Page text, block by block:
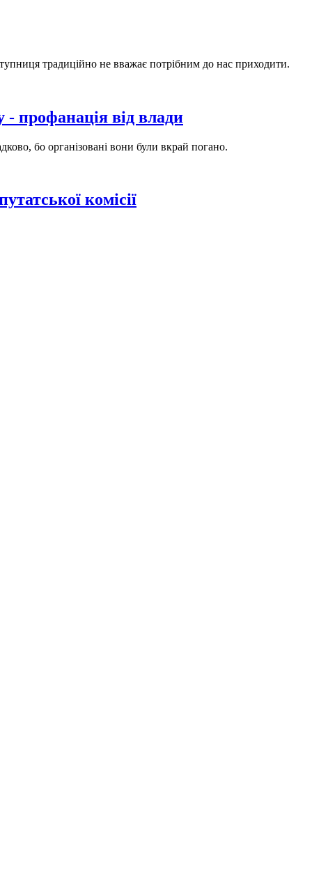
традиційно не вважає потрібним до нас приходити.
- профанація від влади
бо організовані вони були вкрай погано.
комісії